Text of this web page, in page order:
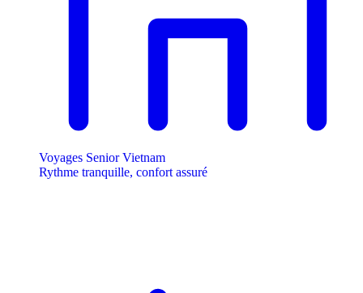
Voyages Senior Vietnam
Rythme tranquille, confort assuré